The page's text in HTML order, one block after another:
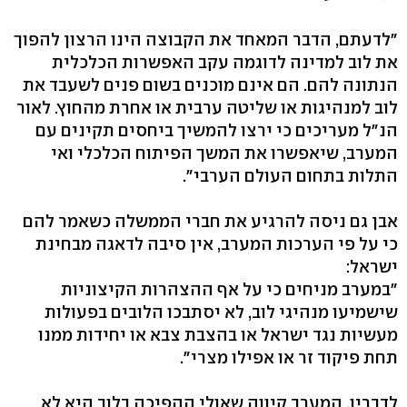
"לדעתם, הדבר המאחד את הקבוצה הינו הרצון להפוך
את לוב למדינה לדוגמה עקב האפשרות הכלכלית
הנתונה להם. הם אינם מוכנים בשום פנים לשעבד את
לוב למנהיגות או שליטה ערבית או אחרת מהחוץ. לאור
הנ"ל מעריכים כי ירצו להמשיך ביחסים תקינים עם
המערב, שיאפשרו את המשך הפיתוח הכלכלי ואי
התלות בתחום העולם הערבי".
אבן גם ניסה להרגיע את חברי הממשלה כשאמר להם
כי על פי הערכות המערב, אין סיבה לדאגה מבחינת
ישראל:
"במערב מניחים כי על אף ההצהרות הקיצוניות
שישמיעו מנהיגי לוב, לא יסתבכו הלובים בפעולות
מעשיות נגד ישראל או בהצבת צבא או יחידות ממנו
תחת פיקוד זר או אפילו מצרי".